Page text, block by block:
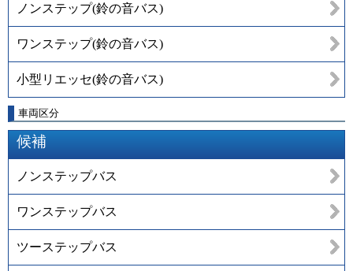
ノンステップ(鈴の音バス)
ワンステップ(鈴の音バス)
小型リエッセ(鈴の音バス)
車両区分
候補
ノンステップバス
ワンステップバス
ツーステップバス